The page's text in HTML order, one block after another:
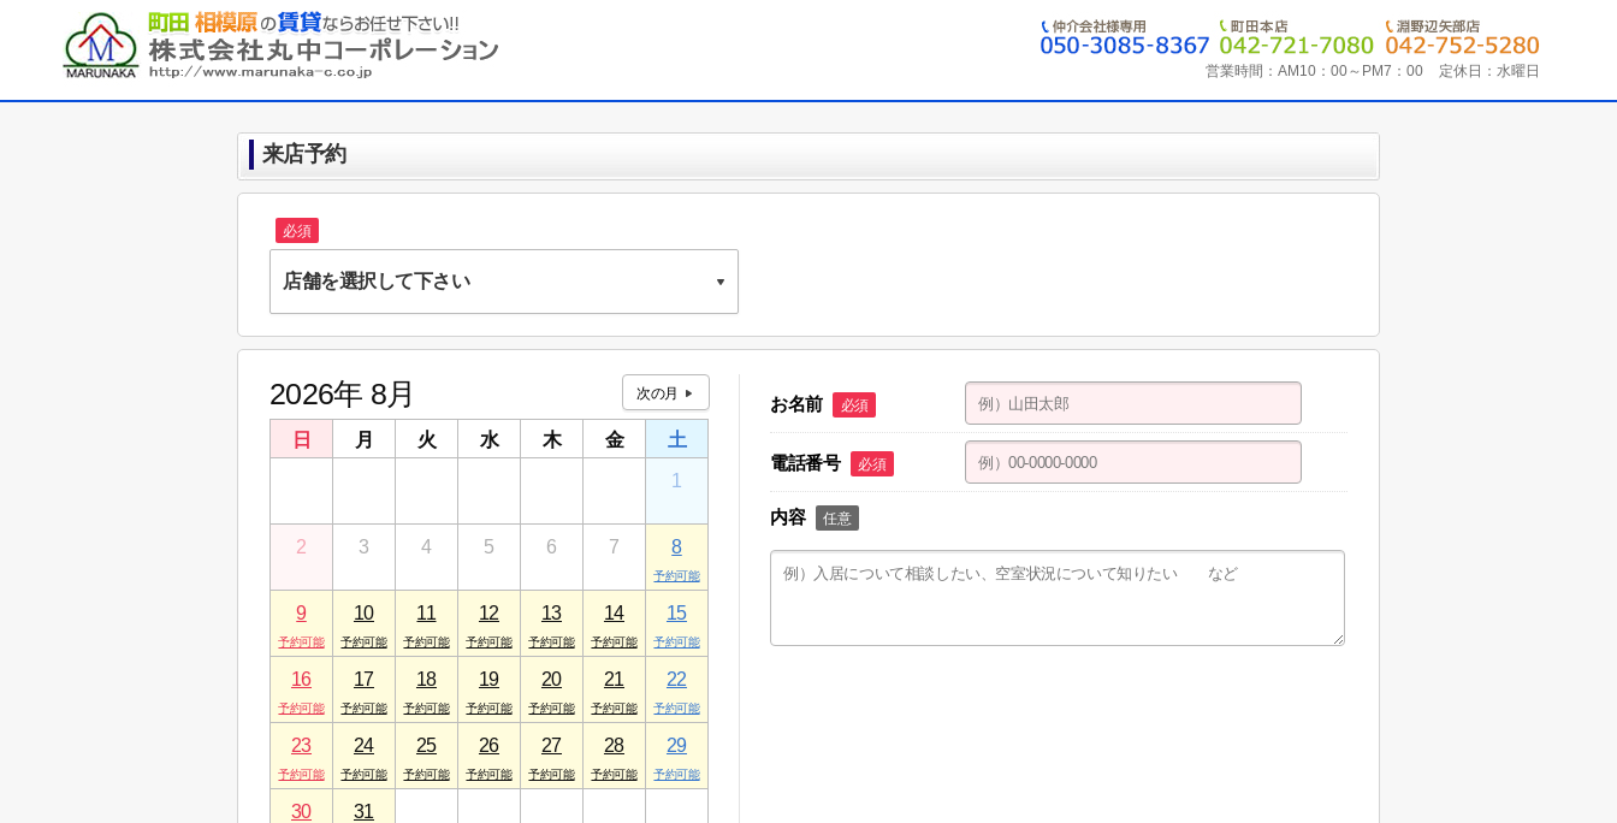
営業時間： AM10：00～PM7：00 定休日： 水曜日
来店予約
必須
店舗を選択して下さい
株式会社丸中コーポレーション 英語表記：
MARUNAKA CO.,LTD.
東京都町田市木曽東１丁目３５－８ MARUNAKA building
株式会社丸中コーポレーション 淵野辺矢部店
神奈川県相模原市中央区矢部４丁目１５－１ ケアパレストミー １F
2026年 8月
日 月 火 水 木 金
土
1
2 3 4 5 6 7 8
9 10 11 12 13 14 15
16 17 18 19 20 21 22
23 24 25 26 27 28 29
30 31
お名前 必須
電話番号 必須
内容 任意